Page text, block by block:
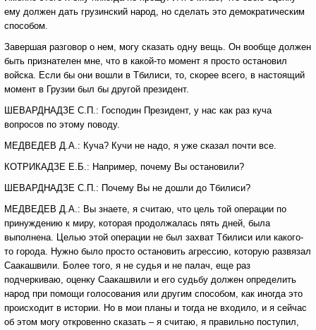
ему должен дать грузинский народ, но сделать это демократическим
способом.
Завершая разговор о нем, могу сказать одну вещь. Он вообще должен
быть признателен мне, что в какой-то момент я просто остановил
войска. Если бы они вошли в Тбилиси, то, скорее всего, в настоящий
момент в Грузии был бы другой президент.
ШЕВАРДНАДЗЕ С.П.: Господин Президент, у нас как раз куча
вопросов по этому поводу.
МЕДВЕДЕВ Д.А.: Куча? Кучи не надо, я уже сказал почти все.
КОТРИКАДЗЕ Е.Б.: Например, почему Вы остановили?
ШЕВАРДНАДЗЕ С.П.: Почему Вы не дошли до Тбилиси?
МЕДВЕДЕВ Д.А.: Вы знаете, я считаю, что цель той операции по
принуждению к миру, которая продолжалась пять дней, была
выполнена. Целью этой операции не был захват Тбилиси или какого-
то города. Нужно было просто остановить агрессию, которую развязал
Саакашвили. Более того, я не судья и не палач, еще раз
подчеркиваю, оценку Саакашвили и его судьбу должен определить
народ при помощи голосования или другим способом, как иногда это
происходит в истории. Но в мои планы и тогда не входило, и я сейчас
об этом могу откровенно сказать – я считаю, я правильно поступил,